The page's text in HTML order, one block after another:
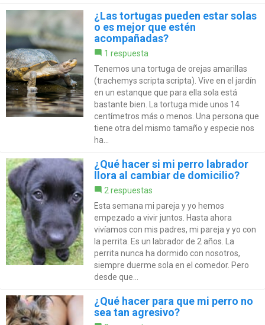
¿Las tortugas pueden estar solas
o es mejor que estén
acompañadas?
1 respuesta
Tenemos una tortuga de orejas amarillas
(trachemys scripta scripta). Vive en el jardín
en un estanque que para ella sola está
bastante bien. La tortuga mide unos 14
centímetros más o menos. Una persona que
tiene otra del mismo tamaño y especie nos
ha...
¿Qué hacer si mi perro labrador
llora al cambiar de domicilio?
2 respuestas
Esta semana mi pareja y yo hemos
empezado a vivir juntos. Hasta ahora
vivíamos con mis padres, mi pareja y yo con
la perrita. Es un labrador de 2 años. La
perrita nunca ha dormido con nosotros,
siempre duerme sola en el comedor. Pero
desde que...
¿Qué hacer para que mi perro no
sea tan agresivo?